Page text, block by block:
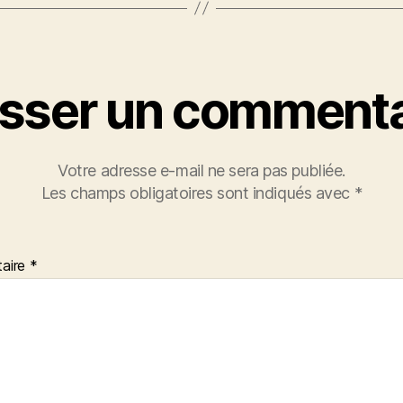
un
Votre adresse e-mail ne sera pas publiée.
Les champs obligatoires sont indiqués avec *
*